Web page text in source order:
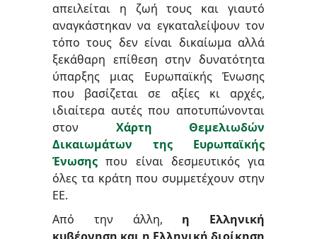
απειλείται η ζωή τους και γιαυτό
αναγκάστηκαν να εγκαταλείψουν τον
τόπο τους δεν είναι δικαίωμα αλλά
ξεκάθαρη επίθεση στην δυνατότητα
ύπαρξης μιας Ευρωπαϊκής Ένωσης
που βασίζεται σε αξίες κι αρχές,
ιδιαίτερα αυτές που αποτυπώνονται
στον Χάρτη Θεμελιωδών
Δικαιωμάτων της Ευρωπαϊκής
Ένωσης που είναι δεσμευτικός για
όλες τα κράτη που συμμετέχουν στην
ΕΕ.
Από την άλλη, η Ελληνική